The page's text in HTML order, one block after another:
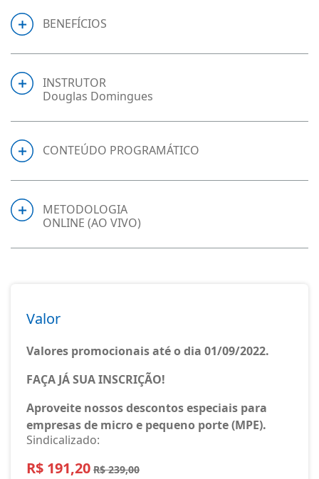
BENEFÍCIOS
INSTRUTOR
Douglas Domingues
CONTEÚDO PROGRAMÁTICO
METODOLOGIA
ONLINE (AO VIVO)
Valor
Valores promocionais até o dia 01/09/2022.
FAÇA JÁ SUA INSCRIÇÃO!
Aproveite nossos descontos especiais para
empresas de micro e pequeno porte (MPE).
Sindicalizado:
R$ 191,20 R$ 239,00